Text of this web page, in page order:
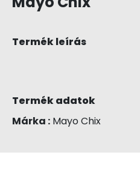
Termék leírás
Termék adatok
Márka : Mayo Chix